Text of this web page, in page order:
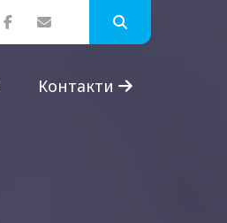
Контакти